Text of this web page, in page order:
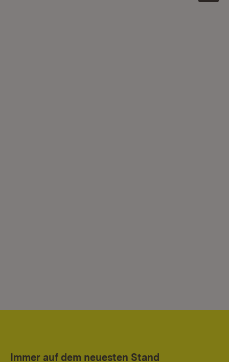
Immer auf dem neuesten Stand